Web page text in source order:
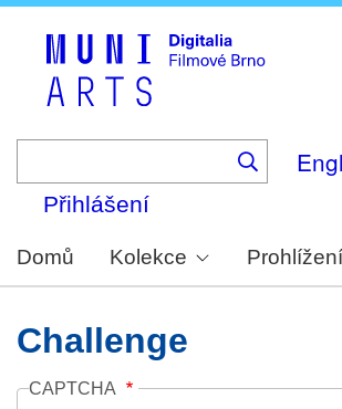
Přihlášení
Domů Kolekce Prohlížení
Challenge
CAPTCHA